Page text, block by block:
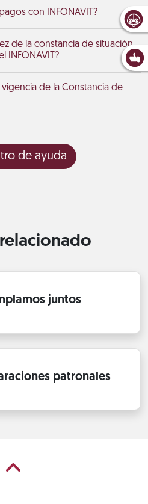
con INFONAVIT?
de la constancia de situación
INFONAVIT?
de la Constancia de
de ayuda
juntos
patronales